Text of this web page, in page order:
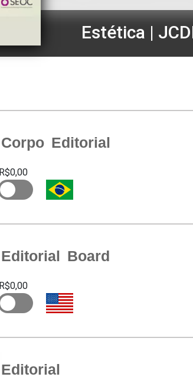
Estética |
Corpo Editorial
R$0,00
Editorial Board
R$0,00
Editorial